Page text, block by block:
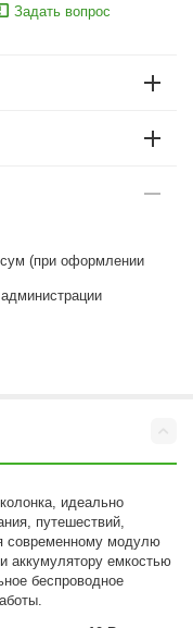
Задать вопрос
(при оформлении
идеально
путешествий,
современному модулю
и аккумулятору емкостью
беспроводное